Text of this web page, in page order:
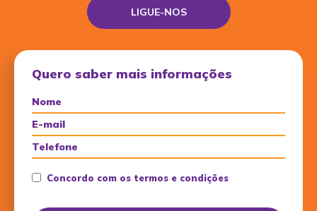
LIGUE-NOS
Quero saber mais informações
Concordo com os termos e condições